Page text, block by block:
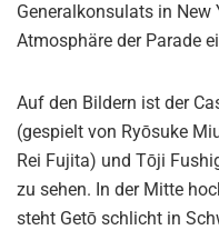
Generalkonsulats in
Atmosphäre der Parade
Auf den Bildern ist der
(gespielt von Ryōsuke
Rei Fujita) und Tōji
zu sehen. In der Mitte
steht Getō schlicht in